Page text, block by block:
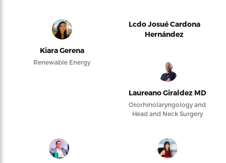
Kiara Gerena
Renewable Energy
Lcdo Josué Cardona
Hernández
Laureano Giraldez MD
Otorhinolaryngology and
Head and Neck Surgery